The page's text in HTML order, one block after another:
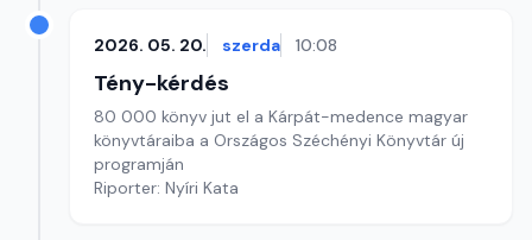
2026. 05. 20. szerda 10:08
Tény-kérdés
80 000 könyv jut el a Kárpát-medence magyar
könyvtáraiba a Országos Széchényi Könyvtár új
programján
Riporter: Nyíri Kata